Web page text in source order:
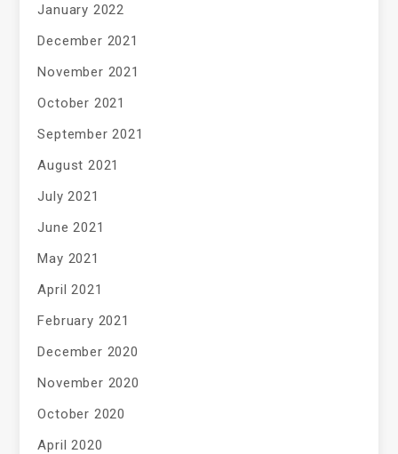
January 2022
December 2021
November 2021
October 2021
September 2021
August 2021
July 2021
June 2021
May 2021
April 2021
February 2021
December 2020
November 2020
October 2020
April 2020